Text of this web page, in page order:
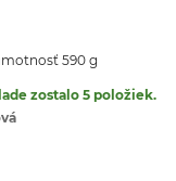
590 g
zostalo 5 položiek.